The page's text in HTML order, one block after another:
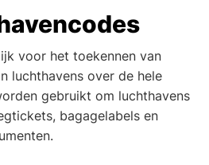
voor het toekennen van
luchthavens over de hele
gebruikt om luchthavens
bagagelabels en